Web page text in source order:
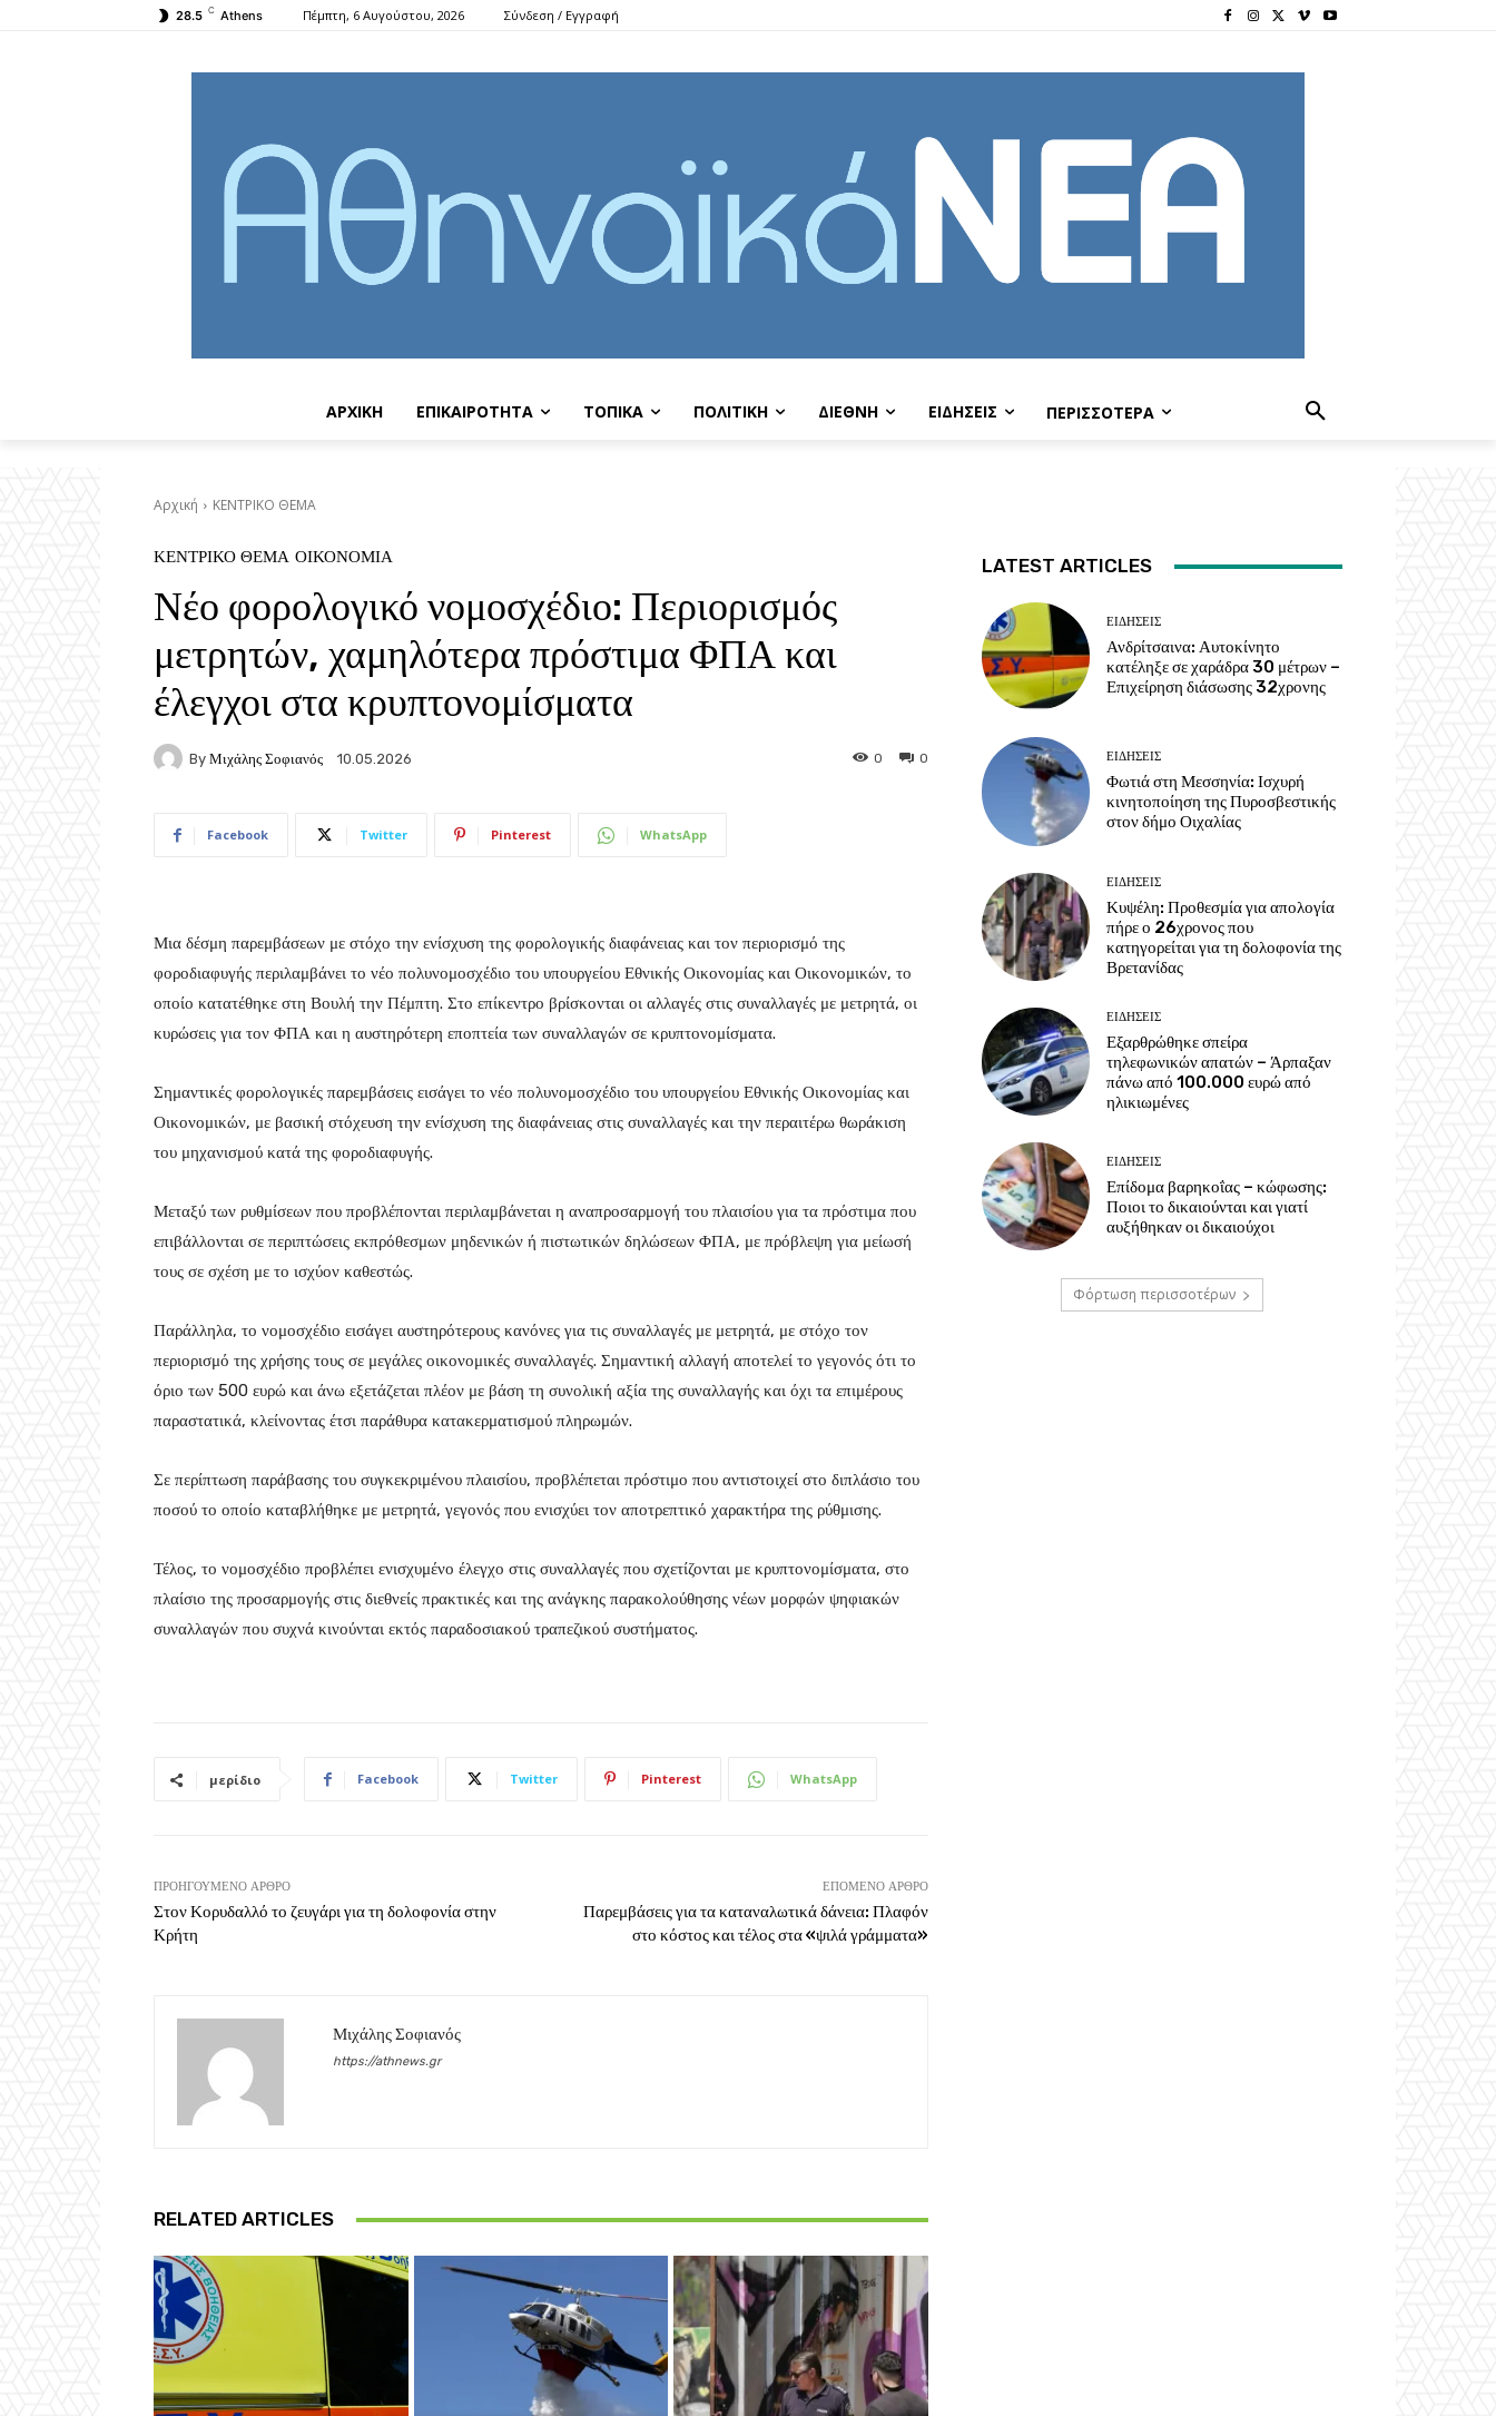
28.5 C Athens Πέμπτη, 6 Αυγούστου, 2026 Σύνδεση / Εγγραφή
ΑΡΧΙΚΗ ΕΠΙΚΑΙΡΟΤΗΤΑ ΤΟΠΙΚΑ ΠΟΛΙΤΙΚΗ ΔΙΕΘΝΗ EIΔΗΣΕΙΣ ΠΕΡΙΣΣΟΤΕΡΑ
Αρχική ΚΕΝΤΡΙΚΟ ΘΕΜΑ
ΚΕΝΤΡΙΚΟ ΘΕΜΑ ΟΙΚΟΝΟΜΙΑ
Νέο φορολογικό νομοσχέδιο: Περιορισμός
μετρητών, χαμηλότερα πρόστιμα ΦΠΑ και
έλεγχοι στα κρυπτονομίσματα
By Μιχάλης Σοφιανός 10.05.2026 0
0
Facebook Twitter Pinterest WhatsApp
Μια δέσμη παρεμβάσεων με στόχο την ενίσχυση της φορολογικής διαφάνειας και τον περιορισμό της
φοροδιαφυγής περιλαμβάνει το νέο πολυνομοσχέδιο του υπουργείου Εθνικής Οικονομίας και Οικονομικών, το
οποίο κατατέθηκε στη Βουλή την Πέμπτη. Στο επίκεντρο βρίσκονται οι αλλαγές στις συναλλαγές με μετρητά, οι
κυρώσεις για τον ΦΠΑ και η αυστηρότερη εποπτεία των συναλλαγών σε κρυπτονομίσματα.
Σημαντικές φορολογικές παρεμβάσεις εισάγει το νέο πολυνομοσχέδιο του υπουργείου Εθνικής Οικονομίας και
Οικονομικών, με βασική στόχευση την ενίσχυση της διαφάνειας στις συναλλαγές και την περαιτέρω θωράκιση
του μηχανισμού κατά της φοροδιαφυγής.
Μεταξύ των ρυθμίσεων που προβλέπονται περιλαμβάνεται η αναπροσαρμογή του πλαισίου για τα πρόστιμα που
επιβάλλονται σε περιπτώσεις εκπρόθεσμων μηδενικών ή πιστωτικών δηλώσεων ΦΠΑ, με πρόβλεψη για μείωσή
τους σε σχέση με το ισχύον καθεστώς.
Παράλληλα, το νομοσχέδιο εισάγει αυστηρότερους κανόνες για τις συναλλαγές με μετρητά, με στόχο τον
περιορισμό της χρήσης τους σε μεγάλες οικονομικές συναλλαγές. Σημαντική αλλαγή αποτελεί το γεγονός ότι το
όριο των 500 ευρώ και άνω εξετάζεται πλέον με βάση τη συνολική αξία της συναλλαγής και όχι τα επιμέρους
παραστατικά, κλείνοντας έτσι παράθυρα κατακερματισμού πληρωμών.
Σε περίπτωση παράβασης του συγκεκριμένου πλαισίου, προβλέπεται πρόστιμο που αντιστοιχεί στο διπλάσιο του
ποσού το οποίο καταβλήθηκε με μετρητά, γεγονός που ενισχύει τον αποτρεπτικό χαρακτήρα της ρύθμισης.
Τέλος, το νομοσχέδιο προβλέπει ενισχυμένο έλεγχο στις συναλλαγές που σχετίζονται με κρυπτονομίσματα, στο
πλαίσιο της προσαρμογής στις διεθνείς πρακτικές και της ανάγκης παρακολούθησης νέων μορφών ψηφιακών
συναλλαγών που συχνά κινούνται εκτός παραδοσιακού τραπεζικού συστήματος.
μερίδιο Facebook Twitter Pinterest WhatsApp
ΠΡΟΗΓΟΎΜΕΝΟ ΆΡΘΡΟ
Στον Κορυδαλλό το ζευγάρι για τη δολοφονία στην
Κρήτη
ΕΠΌΜΕΝΟ ΆΡΘΡΟ
Παρεμβάσεις για τα καταναλωτικά δάνεια: Πλαφόν
στο κόστος και τέλος στα «ψιλά γράμματα»
Μιχάλης Σοφιανός
https://athnews.gr
RELATED ARTICLES
LATEST ARTICLES
ΕΙΔΗΣΕΙΣ
Ανδρίτσαινα: Αυτοκίνητο
κατέληξε σε χαράδρα 30 μέτρων –
Επιχείρηση διάσωσης 32χρονης
ΕΙΔΗΣΕΙΣ
Φωτιά στη Μεσσηνία: Ισχυρή
κινητοποίηση της Πυροσβεστικής
στον δήμο Οιχαλίας
ΕΙΔΗΣΕΙΣ
Κυψέλη: Προθεσμία για απολογία
πήρε ο 26χρονος που
κατηγορείται για τη δολοφονία της
Βρετανίδας
ΕΙΔΗΣΕΙΣ
Εξαρθρώθηκε σπείρα
τηλεφωνικών απατών – Άρπαξαν
πάνω από 100.000 ευρώ από
ηλικιωμένες
ΕΙΔΗΣΕΙΣ
Επίδομα βαρηκοΐας – κώφωσης:
Ποιοι το δικαιούνται και γιατί
αυξήθηκαν οι δικαιούχοι
Φόρτωση περισσοτέρων